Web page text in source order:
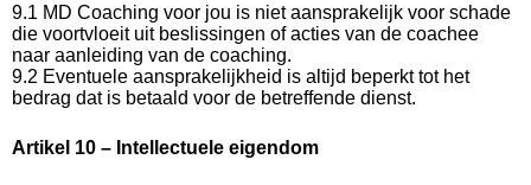
9.1 MD Coaching voor jou is niet aansprakelijk voor schade
die voortvloeit uit beslissingen of acties van de coachee
naar aanleiding van de coaching.
9.2 Eventuele aansprakelijkheid is altijd beperkt tot het
bedrag dat is betaald voor de betreffende dienst.
Artikel 10 – Intellectuele eigendom